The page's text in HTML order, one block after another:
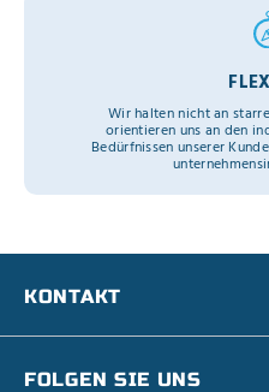
Wir halten nicht an
orientieren uns an den
Bedürfnissen unserer
KONTAKT
FOLGEN SIE UNS